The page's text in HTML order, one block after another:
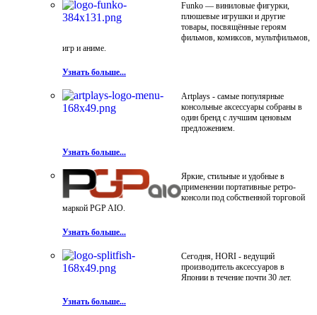
Funko — виниловые фигурки,
плюшевые игрушки и другие
товары, посвящённые героям
фильмов, комиксов, мультфильмов,
игр и аниме.
Узнать больше...
Artplays - самые популярные
консольные аксессуары собраны в
один бренд с лучшим ценовым
предложением.
Узнать больше...
Яркие, стильные и удобные в
применении портативные ретро-
консоли под собственной торговой
маркой PGP AIO.
Узнать больше...
Сегодня, HORI - ведущий
производитель аксессуаров в
Японии в течение почти 30 лет.
Узнать больше...